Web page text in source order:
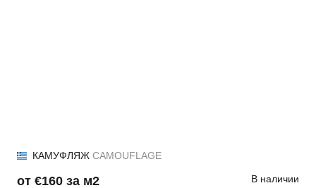
КАМУФЛЯЖ CAMOUFLAGE
от €160 за м2 В наличии